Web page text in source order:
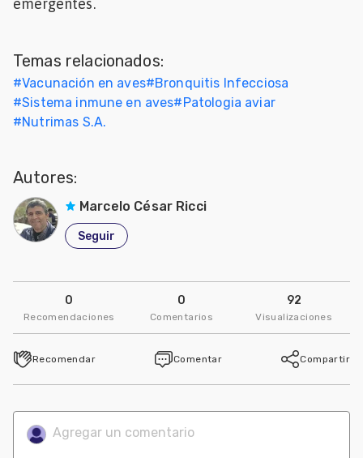
emergentes.
Temas relacionados:
#Vacunación en aves#Bronquitis Infecciosa
#Sistema inmune en aves# Patologia aviar
#Nutrimas S.A.
Autores:
Marcelo César Ricci
Seguir
0
Recomendaciones
0
Comentarios
92
Visualizaciones
Recomendar Comentar Compartir